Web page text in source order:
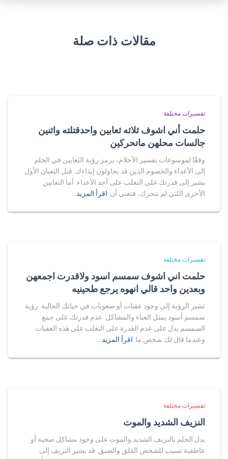
مقالات ذات صلة
تفسيرات مختلفة
حلمت أني اشوف ثلاثه ثعابين واحدقتلته واثنين
جالسات محلهن ماتحركين
وفقًا لموسوعات تفسير الأحلام، يرمز رؤية الثعابين في الحلم
إلى الأعداء والخصوم الذين قد يحاولون إيذاءك. قتل الثعبان الأول
يشير إلى قدرتك على التغلب على أحد الأعداء. أما الثعابين
الأخرى اللتي لم تتحرك، فتعني أن اقرأ المزيد…
تفسيرات مختلفة
حلمت اني اشوف سمسم اسود ولاقدرت اجمعهن
وبعدين واحد قالي انهوه يرجع طحينيه
تشير الرؤية إلى وجود عقبات أو صعوبات في حياتك الحالية. رؤية
سمسم أسود يمثل العناء والمشاكل. عدم قدرتك على جمع
السمسم يدل على عدم القدرة على التغلب على هذه العقبات.
وعندما قال لك شخص ما اقرأ المزيد…
تفسيرات مختلفة
النزيف الشديد والموت
يدل الحلم بالنزيف الشديد والموت على وجود مشاكل صحية أو
عاطفية تسبب للشخص القلق والضيق. قد يشير النزيف إلى